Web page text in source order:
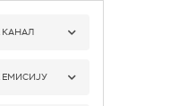
КАНАЛ
БЕОГРАД 1
ЕМИСИЈУ